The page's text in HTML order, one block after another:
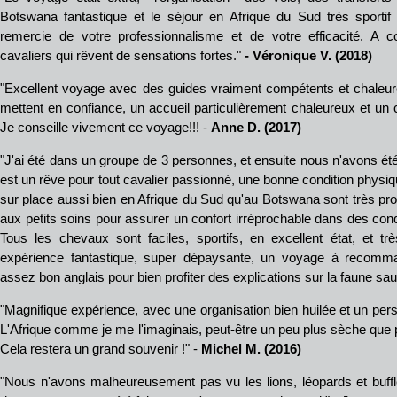
Botswana fantastique et le séjour en Afrique du Sud très
remercie de votre professionnalisme et de votre efficacité. A
cavaliers qui rêvent de sensations fortes." - Véronique V. (2018)
"Excellent voyage avec des guides vraiment compétents et
mettent en confiance, un accueil particulièrement chaleureux et un
Je conseille vivement ce voyage!!! - Anne D. (2017)
"J'ai été dans un groupe de 3 personnes, et ensuite nous n'avons
est un rêve pour tout cavalier passionné, une bonne condition
sur place aussi bien en Afrique du Sud qu'au Botswana sont très
aux petits soins pour assurer un confort irréprochable dans des
Tous les chevaux sont faciles, sportifs, en excellent état, et
expérience fantastique, super dépaysante, un voyage à
assez bon anglais pour bien profiter des explications sur la faune
"Magnifique expérience, avec une organisation bien huilée et un
L'Afrique comme je me l'imaginais, peut-être un peu plus sèche
Cela restera un grand souvenir !" - Michel M. (2016)
"Nous n'avons malheureusement pas vu les lions, léopards et